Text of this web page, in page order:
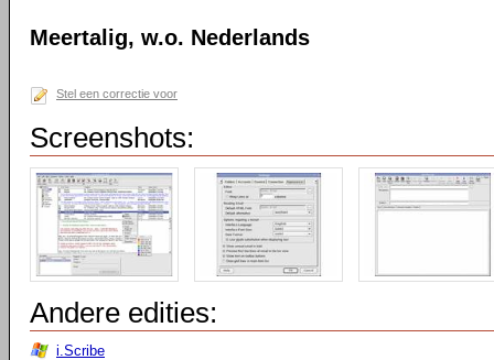
Meertalig, w.o. Nederlands
Stel een correctie voor
Screenshots:
Andere edities:
i.Scribe